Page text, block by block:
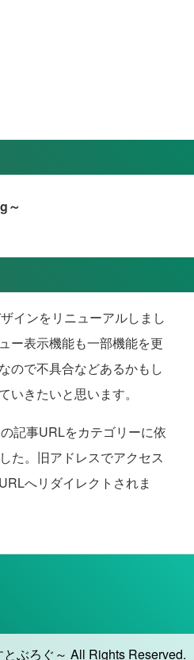
～
インをリニューアルしまし
ー表示機能も一部機能を更
ので不具合などあるかもし
いきたいと思います。
記事URLをカテゴリーに依
た。旧アドレスでアクセス
へリダイレクトされま
ぶろぐ～ All Rights Reserved.